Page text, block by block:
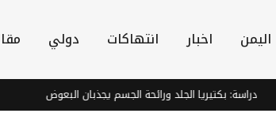
اليمن اخبار انتهاكات دولي
بكتيريا الجلد ورائحة الجسم يجذبان البعوض